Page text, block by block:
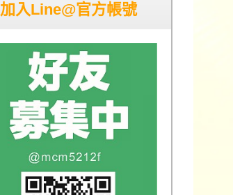
加入Line@官方帳號